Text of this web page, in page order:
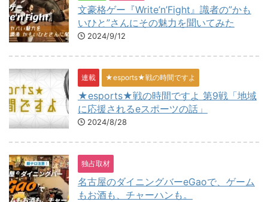
文豪格ゲー『Write’n’Fight』識者の”かも
いひと”さんにその魅力を聞いてみた
2024/9/12
連載 ★esports★戦の時間ですよ
★esports★戦の時間ですよ 第9戦「地域
に応援されるeスポーツの話」
2024/8/28
独占取材
名古屋のダイニングバーeGaoで、ゲーム
もお酒も、チャーハンも。